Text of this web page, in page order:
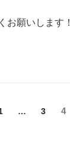
お願いします！
…
ペ
3
ペ
4